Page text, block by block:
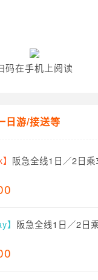
码在手机上阅读
日游/接送等
阪急全线1日／2日乘
】 阪急全线1日／2日